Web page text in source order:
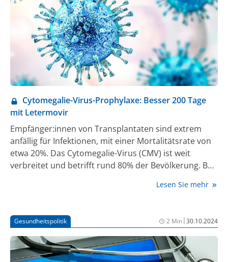
Cytomegalie-Virus-Prophylaxe: Besser 200 Tage
mit Letermovir
Empfänger:innen von Transplantaten sind extrem
anfällig für Infektionen, mit einer Mortalitätsrate von
etwa 20%. Das Cytomegalie-Virus (CMV) ist weit
verbreitet und betrifft rund 80% der Bevölkerung. Bei
schwerwiegende Erkrankungen wie Enzephalitis,
hervorrufen. Daher ist die CMV-Prophylaxe mit
Letermovir nach einer Transplantation besonders
wichtig, da die Substanz die CMV-Infektionsraten
innerhalb der ersten 100 Tage signifikant senken
Lesen Sie mehr
Gesundheitspolitik 2 Min|30.10.2024